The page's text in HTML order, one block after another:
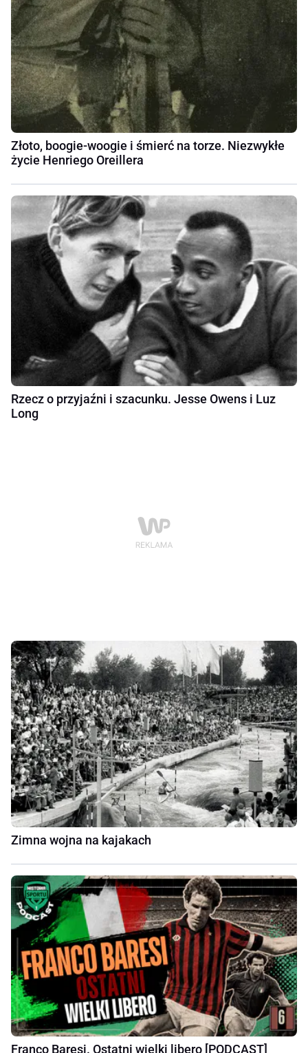
Złoto, boogie-woogie i śmierć na torze. Niezwykłe
życie Henriego Oreillera
Rzecz o przyjaźni i szacunku. Jesse Owens i Luz
Long
Zimna wojna na kajakach
Franco Baresi. Ostatni wielki libero [PODCAST]